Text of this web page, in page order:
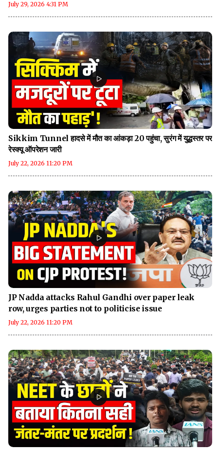
July 29, 2026 4:31 PM
Sikkim Tunnel हादसे में मौत का आंकड़ा 20 पहुंचा, सुरंग में युद्धस्तर पर
रेस्क्यू ऑपरेशन जारी
July 22, 2026 11:20 PM
JP Nadda attacks Rahul Gandhi over paper leak
row, urges parties not to politicise issue
July 22, 2026 11:20 PM